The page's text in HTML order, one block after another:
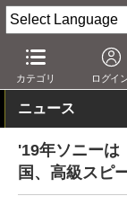
カテゴリ ログイ
AV Watch イベント
ニュース
'19年ソニーは
国、高級スピ